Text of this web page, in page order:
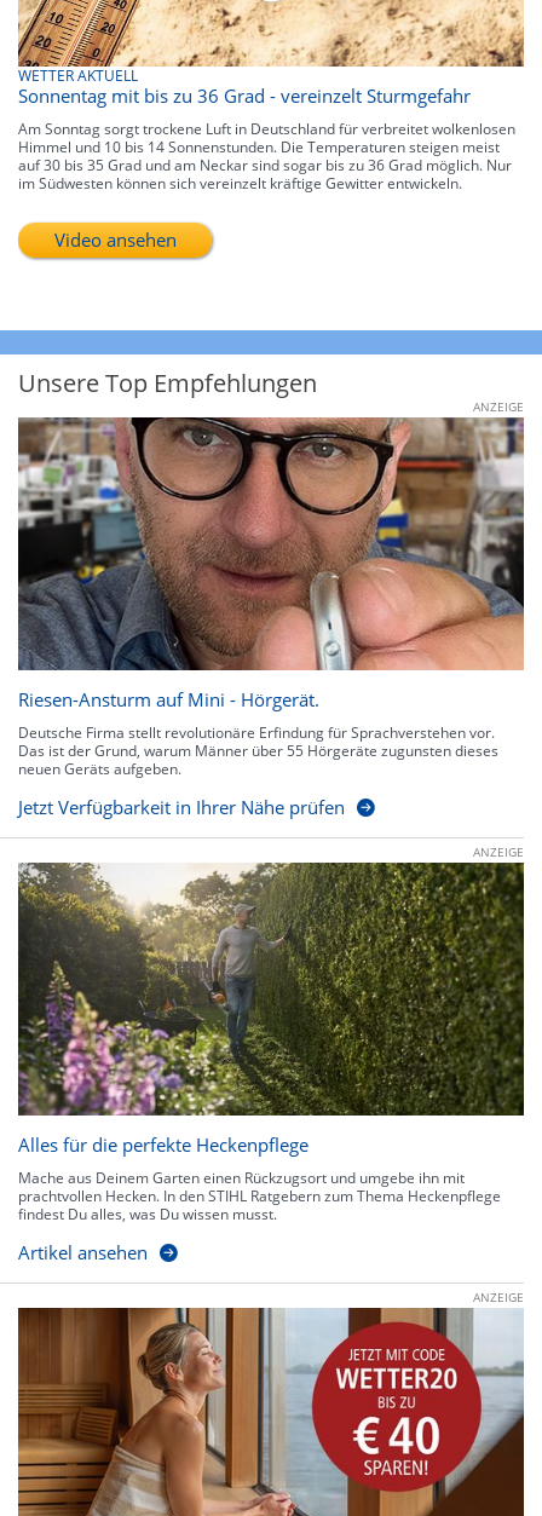
WETTER AKTUELL
Sonnentag mit bis zu 36 Grad - vereinzelt Sturmgefahr
Am Sonntag sorgt trockene Luft in Deutschland für verbreitet wolkenlosen
Himmel und 10 bis 14 Sonnenstunden. Die Temperaturen steigen meist
auf 30 bis 35 Grad und am Neckar sind sogar bis zu 36 Grad möglich. Nur
im Südwesten können sich vereinzelt kräftige Gewitter entwickeln.
Video ansehen
Unsere Top Empfehlungen
ANZEIGE
Riesen-Ansturm auf Mini - Hörgerät.
Deutsche Firma stellt revolutionäre Erfindung für Sprachverstehen vor.
Das ist der Grund, warum Männer über 55 Hörgeräte zugunsten dieses
neuen Geräts aufgeben.
Jetzt Verfügbarkeit in Ihrer Nähe prüfen
ANZEIGE
Alles für die perfekte Heckenpflege
Mache aus Deinem Garten einen Rückzugsort und umgebe ihn mit
prachtvollen Hecken. In den STIHL Ratgebern zum Thema Heckenpflege
findest Du alles, was Du wissen musst.
Artikel ansehen
ANZEIGE